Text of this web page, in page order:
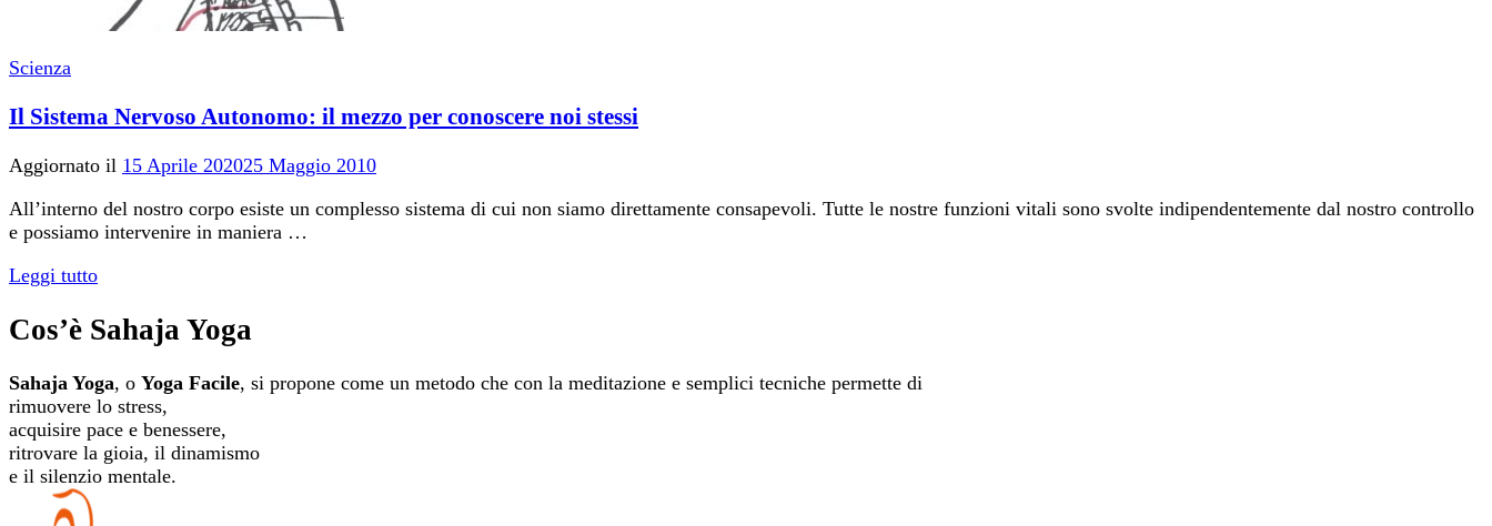
Scienza
Il Sistema Nervoso Autonomo: il mezzo per conoscere noi stessi
Aggiornato il 15 Aprile 202025 Maggio 2010
All’interno del nostro corpo esiste un complesso sistema di cui non siamo direttamente consapevoli. Tutte le nostre funzioni vitali sono svolte indipendentemente dal nostro controllo
e possiamo intervenire in maniera …
Leggi tutto
Cos’è Sahaja Yoga
Sahaja Yoga, o Yoga Facile, si propone come un metodo che con la meditazione e semplici tecniche permette di
rimuovere lo stress,
acquisire pace e benessere,
ritrovare la gioia, il dinamismo
e il silenzio mentale.